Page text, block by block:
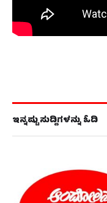
ಇನ್ನಷ್ಟು ಸುದ್ದಿಗಳನ್ನು ಓದಿ